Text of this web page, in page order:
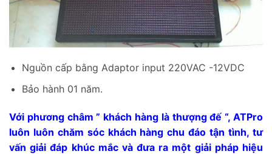
Nguồn cấp bằng Adaptor input 220VAC -12VDC
Bảo hành 01 năm.
Với phương châm ” khách hàng là thượng đế “, ATPro
luôn luôn chăm sóc khách hàng chu đáo tận tình, tư
vấn giải đáp khúc mắc và đưa ra một giải pháp hiệu